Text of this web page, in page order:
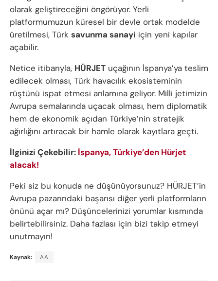
olarak geliştireceğini öngörüyor. Yerli
platformumuzun küresel bir devle ortak modelde
üretilmesi, Türk savunma sanayi için yeni kapılar
açabilir.
Netice itibarıyla, HÜRJET uçağının İspanya’ya teslim
edilecek olması, Türk havacılık ekosisteminin
rüştünü ispat etmesi anlamına geliyor. Milli jetimizin
Avrupa semalarında uçacak olması, hem diplomatik
hem de ekonomik açıdan Türkiye’nin stratejik
ağırlığını artıracak bir hamle olarak kayıtlara geçti.
İlginizi Çekebilir: İspanya, Türkiye’den Hürjet
alacak!
Peki siz bu konuda ne düşünüyorsunuz? HÜRJET’in
Avrupa pazarındaki başarısı diğer yerli platformların
önünü açar mı? Düşüncelerinizi yorumlar kısmında
belirtebilirsiniz. Daha fazlası için bizi takip etmeyi
unutmayın!
Kaynak: AA